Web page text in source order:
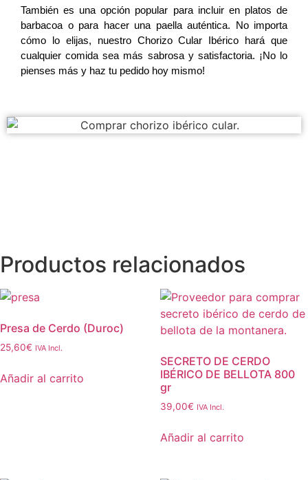
También es una opción popular para incluir en platos de
barbacoa o para hacer una paella auténtica. No importa
cómo lo elijas, nuestro Chorizo Cular Ibérico hará que
cualquier comida sea más sabrosa y satisfactoria. ¡No lo
pienses más y haz tu pedido hoy mismo!
Productos relacionados
Presa de Cerdo (Duroc)
25,60€ IVA Incl.
Añadir al carrito
SECRETO DE CERDO
IBÉRICO DE BELLOTA 800
gr
39,00€ IVA Incl.
Añadir al carrito